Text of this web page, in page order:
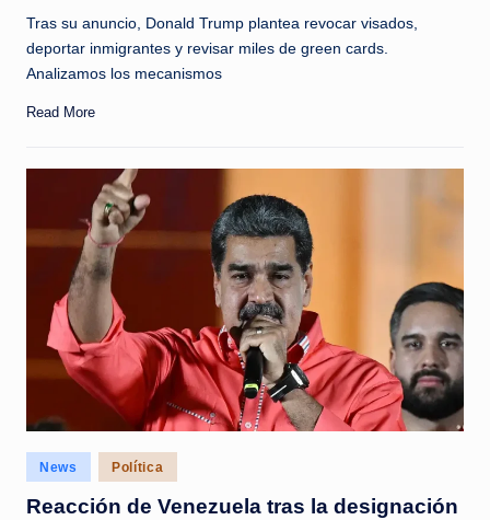
Tras su anuncio, Donald Trump plantea revocar visados,
deportar inmigrantes y revisar miles de green cards.
Analizamos los mecanismos
Read More
Posted
in
News Política
Reacción de Venezuela tras la designación